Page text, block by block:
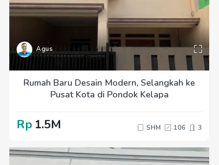
Agus
Rumah Baru Desain Modern, Selangkah ke
Pusat Kota di Pondok Kelapa
Rp 1.5M SHM 106 3